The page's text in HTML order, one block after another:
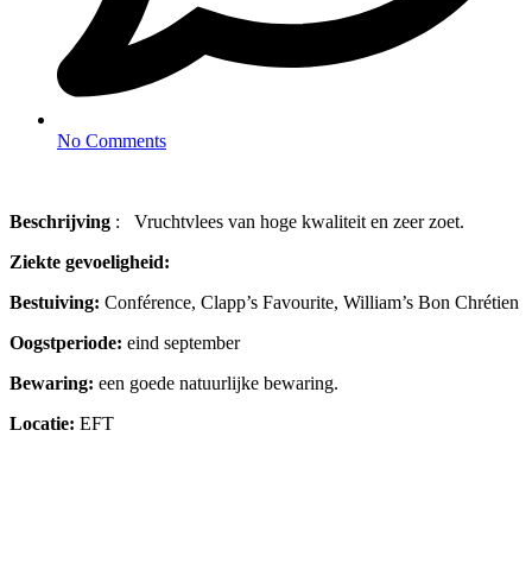
No Comments
Beschrijving : Vruchtvlees van hoge kwaliteit en zeer zoet.
Ziekte gevoeligheid:
Bestuiving: Conférence, Clapp’s Favourite, William’s Bon Chrétien
Oogstperiode: eind september
Bewaring: een goede natuurlijke bewaring.
Locatie: EFT